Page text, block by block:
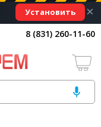
Установить ×
8 (831) 260-11-60